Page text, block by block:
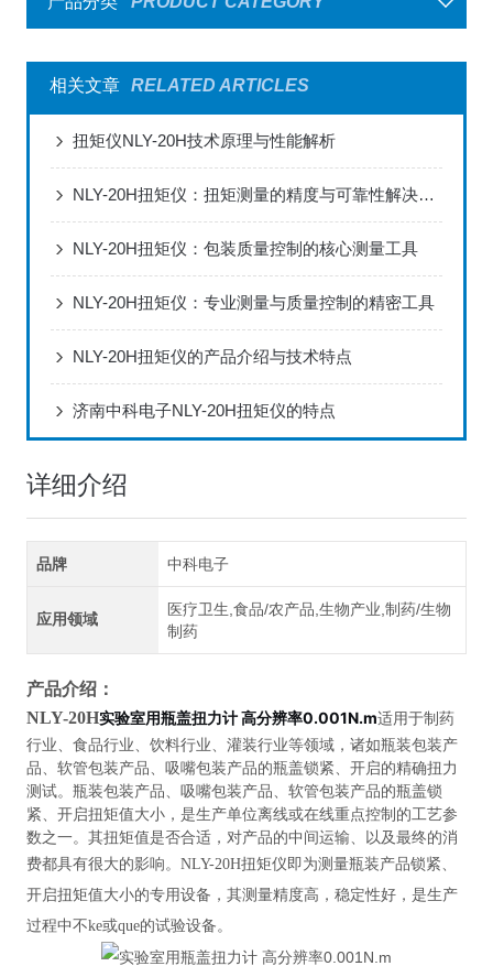
相关文章 RELATED ARTICLES
扭矩仪NLY-20H技术原理与性能解析
NLY-20H扭矩仪：扭矩测量的精度与可靠性解决方案
NLY-20H扭矩仪：包装质量控制的核心测量工具
NLY-20H扭矩仪：专业测量与质量控制的精密工具
NLY-20H扭矩仪的产品介绍与技术特点
济南中科电子NLY-20H扭矩仪的特点
详细介绍
品牌 中科电子
应用领域
医疗卫生,食品/农产品,生物产业,制药/生物
制药
产品介绍：
NLY-20H实验室用瓶盖扭力计 高分辨率0.001N.m适用于制药
行业、食品行业、饮料行业、灌装行业等领域，诸如瓶装包装产
品、软管包装产品、吸嘴包装产品的瓶盖锁紧、开启的精确扭力
测试。瓶装包装产品、吸嘴包装产品、软管包装产品的瓶盖锁
紧、开启扭矩值大小，是生产单位离线或在线重点控制的工艺参
数之一。其扭矩值是否合适，对产品的中间运输、以及最终的消
费都具有很大的影响。 NLY-20H扭矩仪即为测量瓶装产品锁紧、
开启扭矩值大小的专用设备，其测量精度高，稳定性好，是生产
过程中不ke或que的试验设备。